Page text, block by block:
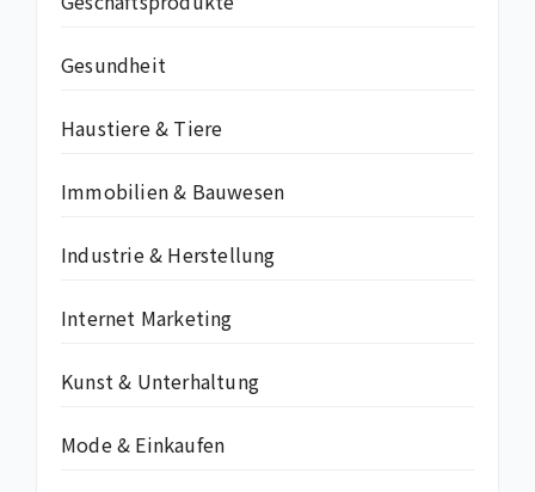
Gesundheit
Haustiere & Tiere
Immobilien & Bauwesen
Industrie & Herstellung
Internet Marketing
Kunst & Unterhaltung
Mode & Einkaufen